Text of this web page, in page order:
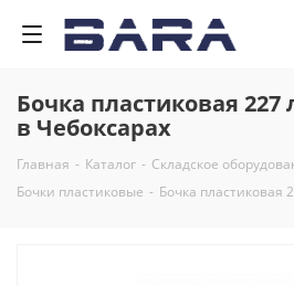
Бочка пластиковая 227
в Чебоксарах
Главная - Каталог - Складское
Бочки пластиковые - Бочка пластиковая